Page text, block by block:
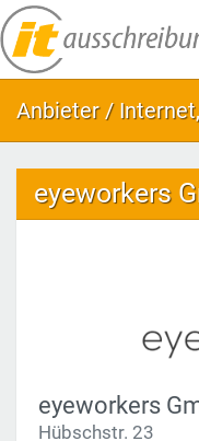
Anbieter /
eyeworkers
eyeworkers
Hübschstr. 23